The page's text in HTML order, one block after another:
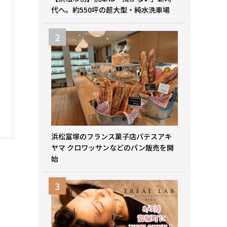
代へ。約550坪の超大型・純水洗車場
浜松富塚のフランス菓子店パテスアキ
ヤマ クロワッサンなどのパン販売を開
始